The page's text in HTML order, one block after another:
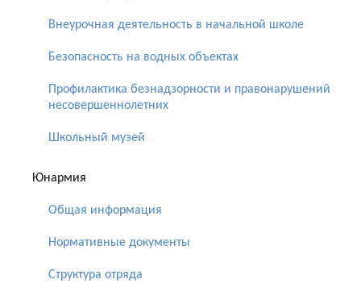
Внеурочная деятельность в начальной школе
Безопасность на водных объектах
Профилактика безнадзорности и правонарушений
несовершеннолетних
Школьный музей
Юнармия
Общая информация
Нормативные документы
Структура отряда